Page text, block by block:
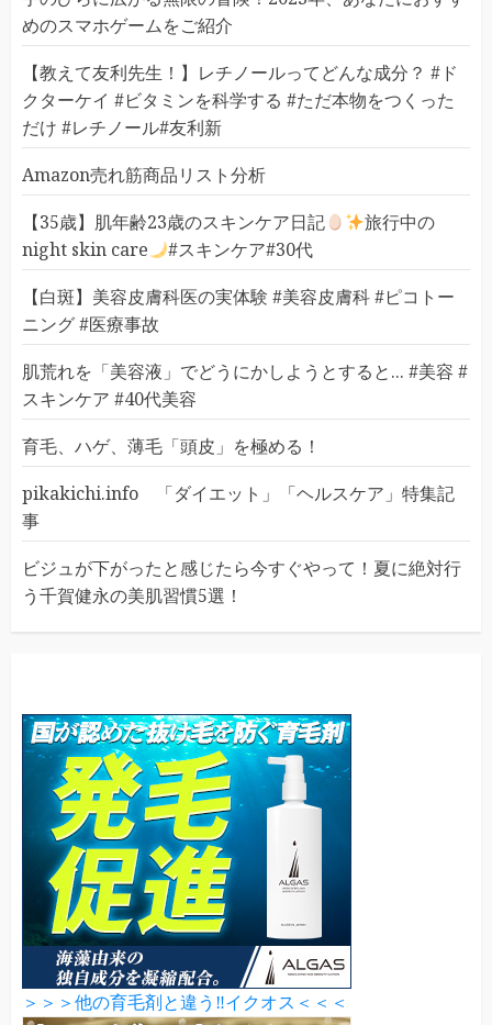
めのスマホゲームをご紹介
【教えて友利先生！】レチノールってどんな成分？ #ド
クターケイ #ビタミンを科学する #ただ本物をつくった
だけ #レチノール#友利新
Amazon売れ筋商品リスト分析
【35歳】肌年齢23歳のスキンケア日記
旅行中の
night skin care
#スキンケア#30代
【白斑】美容皮膚科医の実体験 #美容皮膚科 #ピコトー
ニング #医療事故
肌荒れを「美容液」でどうにかしようとすると... #美容 #
スキンケア #40代美容
育毛、ハゲ、薄毛「頭皮」を極める！
pikakichi.info 「ダイエット」「ヘルスケア」特集記
事
ビジュが下がったと感じたら今すぐやって！夏に絶対行
う千賀健永の美肌習慣5選！
＞＞＞他の育毛剤と違う‼イクオス＜＜＜